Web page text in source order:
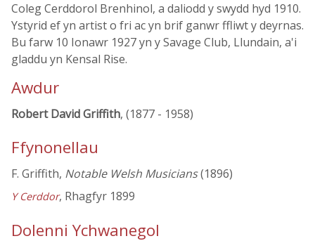
Coleg Cerddorol Brenhinol, a daliodd y swydd hyd 1910.
Ystyrid ef yn artist o fri ac yn brif ganwr ffliwt y deyrnas.
Bu farw 10 Ionawr 1927 yn y Savage Club, Llundain, a'i
gladdu yn Kensal Rise.
Awdur
Robert David Griffith, (1877 - 1958)
Ffynonellau
F. Griffith, Notable Welsh Musicians(1896)
Y Cerddor, Rhagfyr 1899
Dolenni Ychwanegol